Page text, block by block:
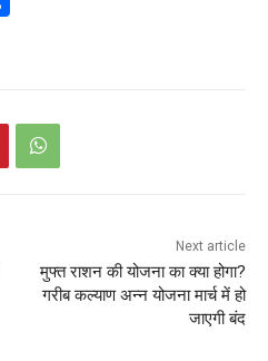
Next article
मुफ्त राशन की योजना का क्या होगा?
गरीब कल्याण अन्न योजना मार्च में हो
जाएगी बंद